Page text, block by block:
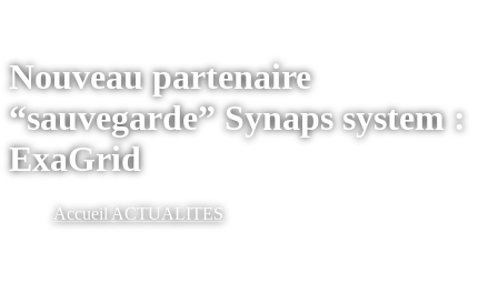
Nouveau partenaire
“sauvegarde” Synaps system :
ExaGrid
AccueilACTUALITES